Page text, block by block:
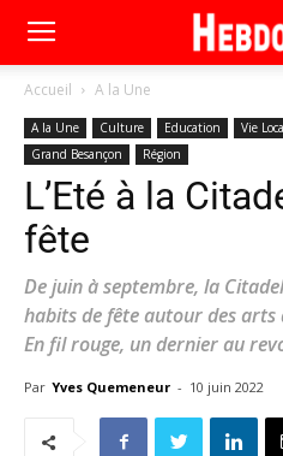
Accueil A la Une
A la Une Culture Education Vie
Grand Besançon
Région
L’Eté à la
fête
De juin à septembre, la
habits de fête autour des arts
En fil rouge, un dernier au
Par Yves Quemeneur - 10 juin 2022